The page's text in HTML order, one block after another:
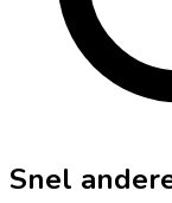
Snel